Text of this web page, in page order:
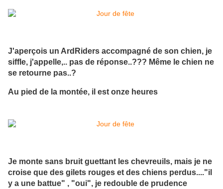
J'aperçois un ArdRiders accompagné de son chien, je
siffle, j'appelle,.. pas de réponse..??? Même le chien ne
se retourne pas..?
Au pied de la montée, il est onze heures
Je monte sans bruit guettant les chevreuils, mais je ne
croise que des gilets rouges et des chiens perdus...."il
y a une battue" , "oui", je redouble de prudence